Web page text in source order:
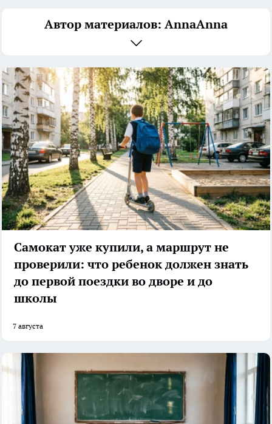
Автор материалов: AnnaAnna
Самокат уже купили, а маршрут не
проверили: что ребенок должен знать
до первой поездки во дворе и до
школы
7 августа